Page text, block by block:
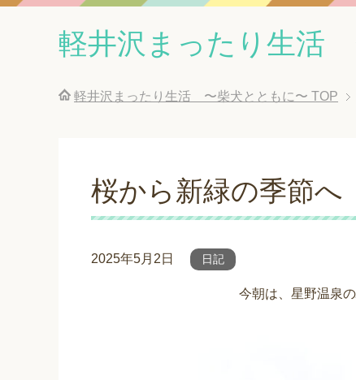
軽井沢まったり生活
軽井沢まったり生活 〜柴犬とともに〜 TOP
桜から新緑の季節へ
2025年5月2日 日記
今朝は、星野温泉